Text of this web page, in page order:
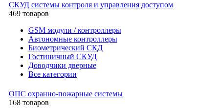
СКУД системы контроля и управления доступом
469 товаров
GSM модули / контроллеры
Автономные контроллеры
Биометрический СКД
Гостиничный СКУД
Доводчики дверные
Все категории
ОПС охранно-пожарные системы
168 товаров